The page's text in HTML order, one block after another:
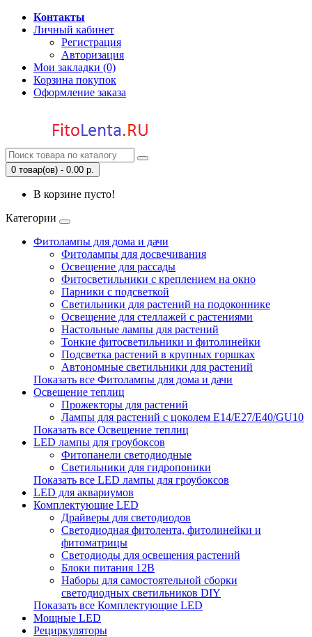
Контакты
Личный кабинет
Регистрация
Авторизация
Мои закладки (0)
Корзина покупок
Оформление заказа
0 товар(ов) - 0.00 р.
В корзине пусто!
Категории
Фитолампы для дома и дачи
Фитолампы для досвечивания
Освещение для рассады
Фитосветильники с креплением на окно
Парники с подсветкой
Светильники для растений на подоконнике
Освещение для стеллажей с растениями
Настольные лампы для растений
Тонкие фитосветильники и фитолинейки
Подсветка растений в крупных горшках
Автономные светильники для растений
Показать все Фитолампы для дома и дачи
Освещение теплиц
Прожекторы для растений
Лампы для растений с цоколем Е14/Е27/Е40/GU10
Показать все Освещение теплиц
LED лампы для гроубоксов
Фитопанели светодиодные
Светильники для гидропоники
Показать все LED лампы для гроубоксов
LED для аквариумов
Комплектующие LED
Драйверы для светодиодов
Светодиодная фитолента, фитолинейки и
фитоматрицы
Светодиоды для освещения растений
Блоки питания 12В
Наборы для самостоятельной сборки
светодиодных светильников DIY
Показать все Комплектующие LED
Мощные LED
Рециркуляторы